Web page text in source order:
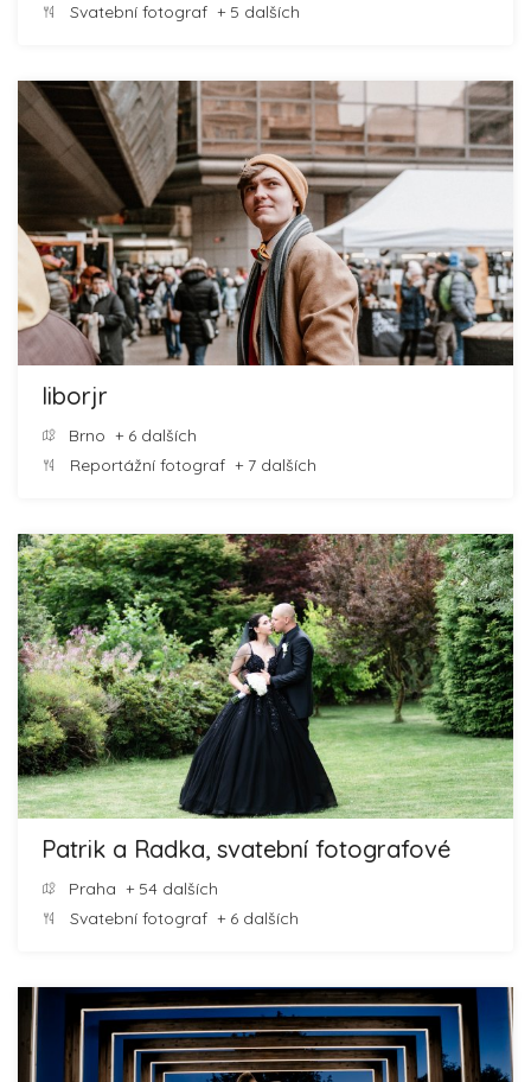
Svatební fotograf + 5 dalších
liborjr
Brno + 6 dalších
Reportážní fotograf + 7 dalších
Patrik a Radka, svatební fotografové
Praha + 54 dalších
Svatební fotograf + 6 dalších